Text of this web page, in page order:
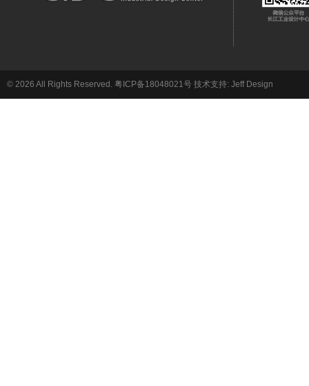
© 2026 All Rights Reserved. 粤ICP备18048021号技术支持: Jeff Design